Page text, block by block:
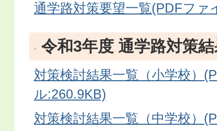
通学路対策要望一覧(PDFファ
令和3年度 通学路対策
対策検討結果一覧（小学校）
ル:260.9KB)
対策検討結果一覧（中学校）